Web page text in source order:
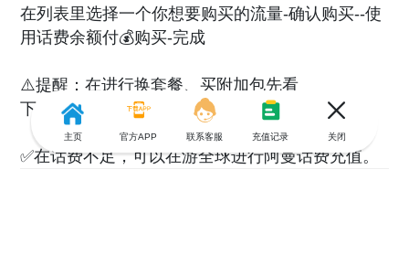
在列表里选择一个你想要购买的流量-确认购买--使
用话费余额付💰购买-完成
⚠️提醒：在进行换套餐、买附加包先看
下自己的话费余额；不足先充值！
✅在话费不足，可以在游全球进行阿曼话费充值。
主页 官方APP 联系客服 充值记录 关闭